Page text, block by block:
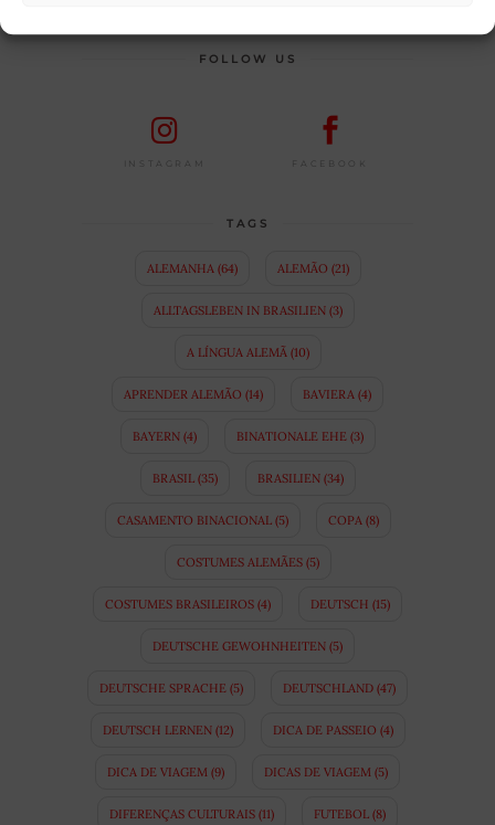
FOLLOW US
INSTAGRAM FACEBOOK
TAGS
ALEMANHA(64) ALEMÃO (21)
ALLTAGSLEBEN IN BRASILIEN(3)
A LÍNGUA ALEMÃ(10)
APRENDER ALEMÃO (14) BAVIERA (4)
BAYERN(4) BINATIONALE EHE(3)
BRASIL(35) BRASILIEN(34)
CASAMENTO BINACIONAL(5) COPA(8)
COSTUMES ALEMÃES(5)
COSTUMES BRASILEIROS (4) DEUTSCH (15)
DEUTSCHE GEWOHNHEITEN (5)
DEUTSCHE SPRACHE (5) DEUTSCHLAND (47)
DEUTSCH LERNEN(12) DICA DE PASSEIO (4)
DICA DE VIAGEM (9) DICAS DE VIAGEM (5)
DIFERENÇAS CULTURAIS (11) FUTEBOL (8)